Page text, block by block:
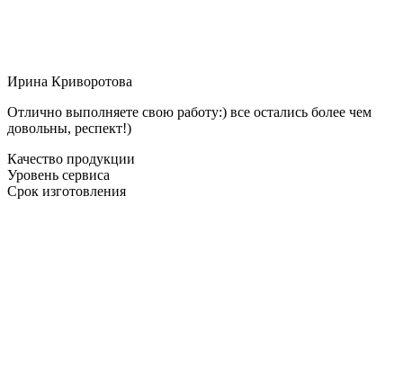
Ирина Криворотова
Отлично выполняете свою работу:) все остались более чем
довольны, респект!)
Качество продукции
Уровень сервиса
Срок изготовления